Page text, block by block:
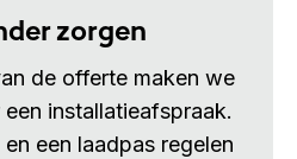
zorgen
de offerte maken we
installatieafspraak.
een laadpas regelen